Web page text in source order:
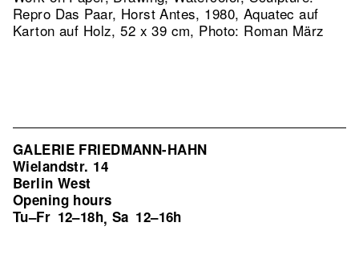
Repro Das Paar, Horst Antes, 1980, Aquatec auf
Karton auf Holz, 52 x 39 cm, Photo: Roman März
GALERIE FRIEDMANN-HAHN
Wielandstr. 14
Berlin West
Opening hours
Tu–Fr 12–18h, Sa 12–16h